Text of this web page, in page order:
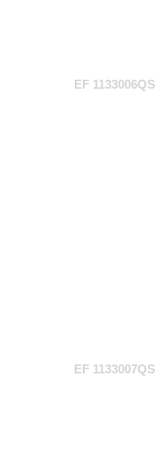
EF 1133006QS
EF 1133007QS